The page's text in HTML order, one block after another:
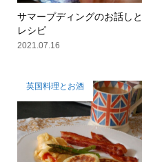
サマープディングのお話しと
レシピ
2021.07.16
英国料理とお酒